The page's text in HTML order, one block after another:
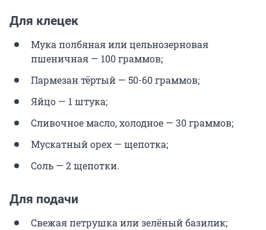
Для клецек
Мука полбяная или цельнозерновая
пшеничная — 100 граммов;
Пармезан тёртый — 50-60 граммов;
Яйцо — 1 штука;
Сливочное масло, холодное — 30 граммов;
Мускатный орех — щепотка;
Соль — 2 щепотки.
Для подачи
Свежая петрушка или зелёный базилик;